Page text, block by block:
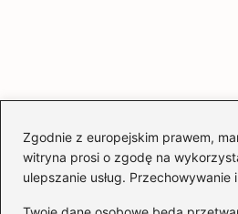
Zgodnie z europejskim prawem,
witryna prosi o zgodę na
ulepszanie usług.